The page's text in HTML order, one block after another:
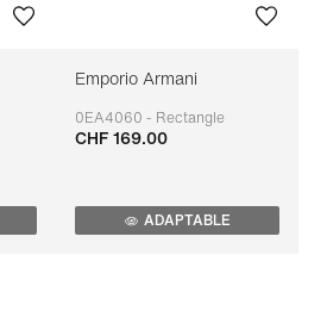
Emporio Armani
0EA4060 - Rectangle
Adaptable
CHF 169.00
ADAPTABLE